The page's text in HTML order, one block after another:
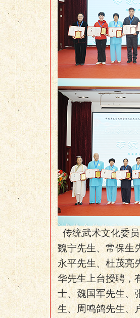
传统武术文化委员
魏宁先生、常保生
永平先生、杜茂亮
华先生上台授聘，
士、魏国军先生、
生、周鸣鸽先生、